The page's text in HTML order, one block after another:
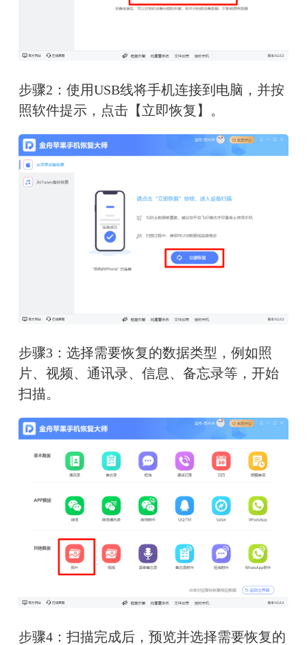
步骤2：使用USB线将手机连接到电脑，并按
照软件提示，点击【立即恢复】。
步骤3：选择需要恢复的数据类型，例如照
片、视频、通讯录、信息、备忘录等，开始
扫描。
步骤4：扫描完成后，预览并选择需要恢复的